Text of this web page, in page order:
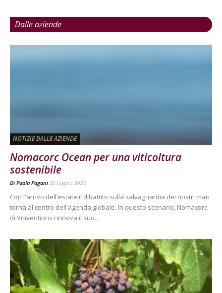
Dalle aziende
NOTIZIE DALLE AZIENDE
Nomacorc Ocean per una viticoltura
sostenibile
Di Paola Pagani 28 Luglio 2026
Con l'arrivo dell'estate il dibattito sulla salvaguardia dei nostri mari
torna al centro dell'agenda globale. In questo scenario, Nomacorc
di Vinventions rinnova il suo...